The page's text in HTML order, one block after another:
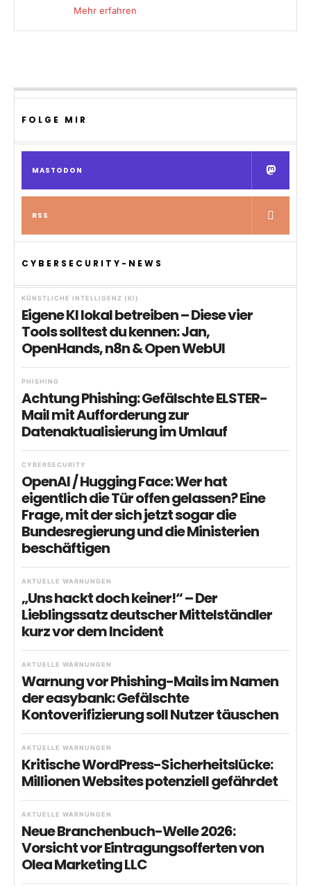
Mehr erfahren
FOLGE MIR
MASTODON
RSS
CYBERSECURITY-NEWS
KÜNSTLICHE INTELLIGENZ (KI)
Eigene KI lokal betreiben – Diese vier
Tools solltest du kennen: Jan,
OpenHands, n8n & Open WebUI
PHISHING
Achtung Phishing: Gefälschte ELSTER-
Mail mit Aufforderung zur
Datenaktualisierung im Umlauf
CYBERSECURITY
OpenAI / Hugging Face: Wer hat
eigentlich die Tür offen gelassen? Eine
Frage, mit der sich jetzt sogar die
Bundesregierung und die Ministerien
beschäftigen
AKTUELLE WARNUNGEN
„Uns hackt doch keiner!“ – Der
Lieblingssatz deutscher Mittelständler
kurz vor dem Incident
AKTUELLE WARNUNGEN
Warnung vor Phishing-Mails im Namen
der easybank: Gefälschte
Kontoverifizierung soll Nutzer täuschen
AKTUELLE WARNUNGEN
Kritische WordPress-Sicherheitslücke:
Millionen Websites potenziell gefährdet
AKTUELLE WARNUNGEN
Neue Branchenbuch-Welle 2026:
Vorsicht vor Eintragungsofferten von
Olea Marketing LLC